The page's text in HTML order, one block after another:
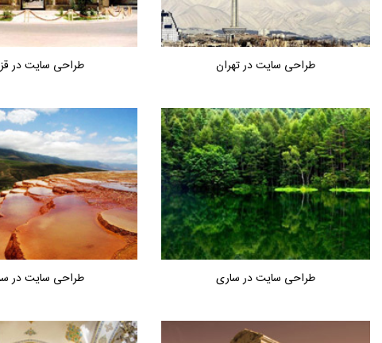
طراحی سایت در تهران طراحی سایت در
طراحی سایت در ساری طراحی سایت در